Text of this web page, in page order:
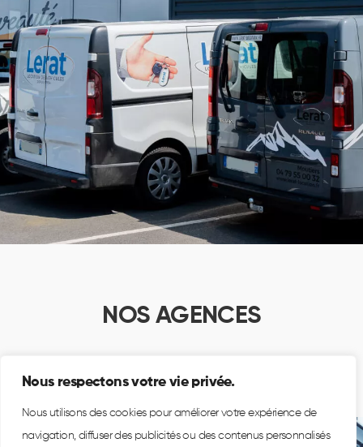
Nous respectons votre vie privée.
Nous utilisons des cookies pour améliorer votre expérience de
navigation, diffuser des publicités ou des contenus personnalisés
NOS AGENCES